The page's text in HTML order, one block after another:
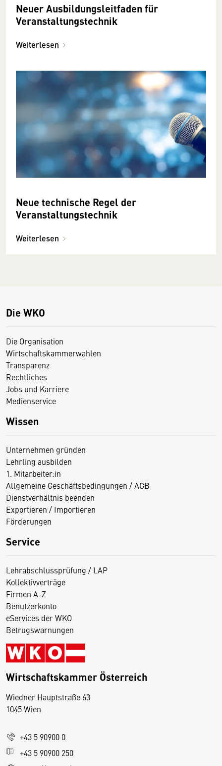
Neuer Ausbildungs­leitfaden für
Veranstaltungstechnik
Weiterlesen
Neue technische Regel der
Veranstaltungs­technik
Weiterlesen
Die WKO
Die Organisation
Wirtschaftskammerwahlen
Transparenz
Rechtliches
Jobs und Karriere
Medienservice
Wissen
Unternehmen gründen
Lehrling ausbilden
1. Mitarbeiter:in
Allgemeine Geschäftsbedingungen / AGB
Dienstverhältnis beenden
Exportieren / Importieren
Förderungen
Service
Lehrabschlussprüfung / LAP
Kollektivverträge
Firmen A-Z
Benutzerkonto
eServices der WKO
Betrugswarnungen
Wirtschaftskammer Österreich
Wiedner Hauptstraße 63
1045 Wien
+43 5 90900 0
+43 5 90900 250
D
s
e